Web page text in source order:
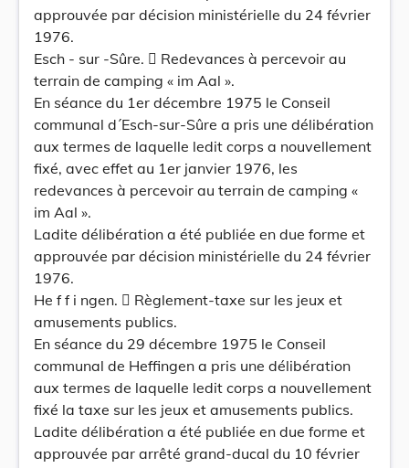
approuvée par décision ministérielle du 24 février
1976.
Esch - sur -Sûre.  Redevances à percevoir au
terrain de camping « im Aal ».
En séance du 1er décembre 1975 le Conseil
communal d´Esch-sur-Sûre a pris une délibération
aux termes de laquelle ledit corps a nouvellement
fixé, avec effet au 1er janvier 1976, les
redevances à percevoir au terrain de camping «
im Aal ».
Ladite délibération a été publiée en due forme et
approuvée par décision ministérielle du 24 février
1976.
He f f i ngen.  Règlement-taxe sur les jeux et
amusements publics.
En séance du 29 décembre 1975 le Conseil
communal de Heffingen a pris une délibération
aux termes de laquelle ledit corps a nouvellement
fixé la taxe sur les jeux et amusements publics.
Ladite délibération a été publiée en due forme et
approuvée par arrêté grand-ducal du 10 février